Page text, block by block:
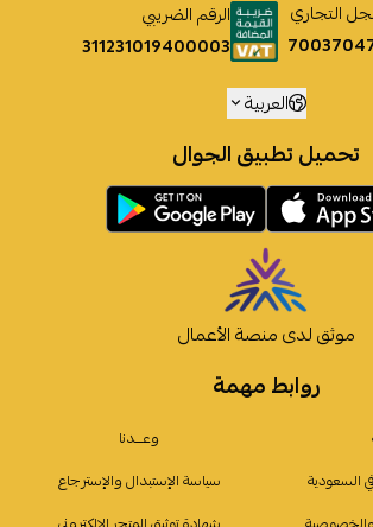
روابط مهمة
وعـــدنا
السعودية
سياسة الإستبدال والإسترجاع
التجاري
الرقم الضريبي
311231019400003
العربية
تحميل تطبيق الجوال
موثق لدى منصة الأعمال